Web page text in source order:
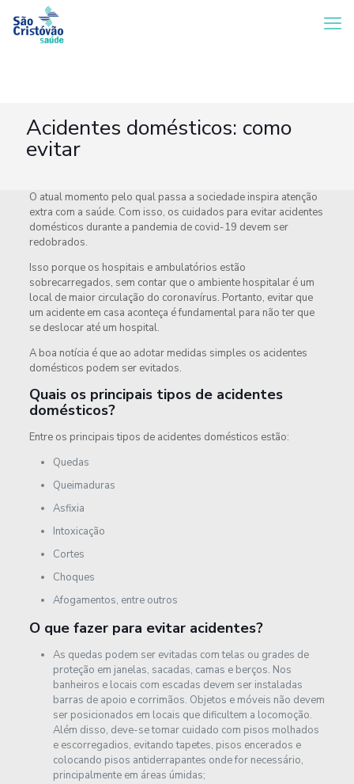
Acidentes domésticos: como
evitar
O atual momento pelo qual passa a sociedade inspira atenção
extra com a saúde. Com isso, os cuidados para evitar acidentes
domésticos durante a pandemia de covid-19 devem ser
redobrados.
Isso porque os hospitais e ambulatórios estão
sobrecarregados, sem contar que o ambiente hospitalar é um
local de maior circulação do coronavírus. Portanto, evitar que
um acidente em casa aconteça é fundamental para não ter que
se deslocar até um hospital.
A boa notícia é que ao adotar medidas simples os acidentes
domésticos podem ser evitados.
Quais os principais tipos de acidentes
domésticos?
Entre os principais tipos de acidentes domésticos estão:
Quedas
Queimaduras
Asfixia
Intoxicação
Cortes
Choques
Afogamentos, entre outros
O que fazer para evitar acidentes?
As quedas podem ser evitadas com telas ou grades de
proteção em janelas, sacadas, camas e berços. Nos
banheiros e locais com escadas devem ser instaladas
barras de apoio e corrimãos. Objetos e móveis não devem
ser posicionados em locais que dificultem a locomoção.
Além disso, deve-se tomar cuidado com pisos molhados
e escorregadios, evitando tapetes, pisos encerados e
colocando pisos antiderrapantes onde for necessário,
principalmente em áreas úmidas;